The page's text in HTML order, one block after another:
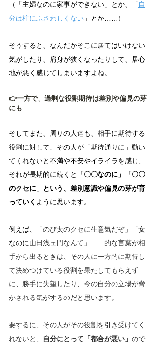
（「主婦なのに家事ができない」とか、「 自
分は柱にふさわしくない 」とか……）
そうすると、なんだかそこに居てはいけない
気がしたり、肩身が狭くなったりして、居心
地が悪く感じてしまいますよね。
👉一方で、過剰な役割期待は差別や偏見の芽
にも
そしてまた、周りの人達も、相手に期待する
役割に対して、その人が「期待通りに」動い
てくれないと不満や不安やイライラを感じ、
それが長期的に続くと
「〇〇なのに」「〇〇
のクセに」という、差別意識や偏見の芽が育
っていく ように思います。
例えば、 「のび太のクセに生意気だぞ」
「女
なのに山田浅ェ門なんて」……的な言葉が相
手から出るときは、その人に一方的に期待し
て決めつけている役割を果たしてもらえず
に、勝手に失望したり、今の自分の立場が脅
かされる気がするのだと思います。
要するに、その人がその役割を引き受けてく
れないと、
自分にとって「都合が悪い」 ので